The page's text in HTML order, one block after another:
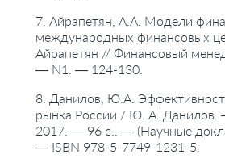
7. Айрапетян, А.А. Модели
международных финансовых
Айрапетян // Финансовый
— N1. — 124-130.
8. Данилов, Ю.А.
рынка России / Ю. А. Данилов.
2017. — 96 с.. — (Научные
— ISBN 978-5-7749-1231-5.